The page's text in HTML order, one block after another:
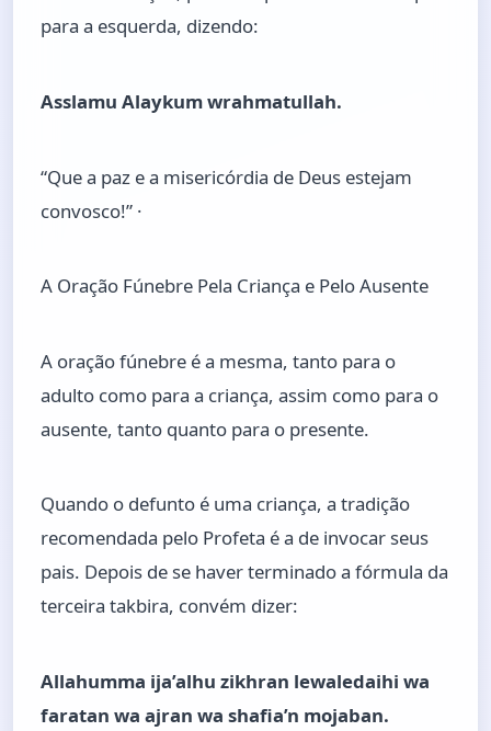
para a esquerda, dizendo:
Asslamu Alaykum wrahmatullah.
“Que a paz e a misericórdia de Deus estejam
convosco!” ·
A Oração Fúnebre Pela Criança e Pelo Ausente
A oração fúnebre é a mesma, tanto para o
adulto como para a criança, assim como para o
ausente, tanto quanto para o presente.
Quando o defunto é uma criança, a tradição
recomendada pelo Profeta é a de invocar seus
pais. Depois de se haver terminado a fórmula da
terceira takbira, convém dizer:
Allahumma ija’alhu zikhran lewaledaihi wa
faratan wa ajran wa shafia’n mojaban.